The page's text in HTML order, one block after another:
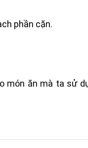
phần cặn.
món ăn mà ta sử